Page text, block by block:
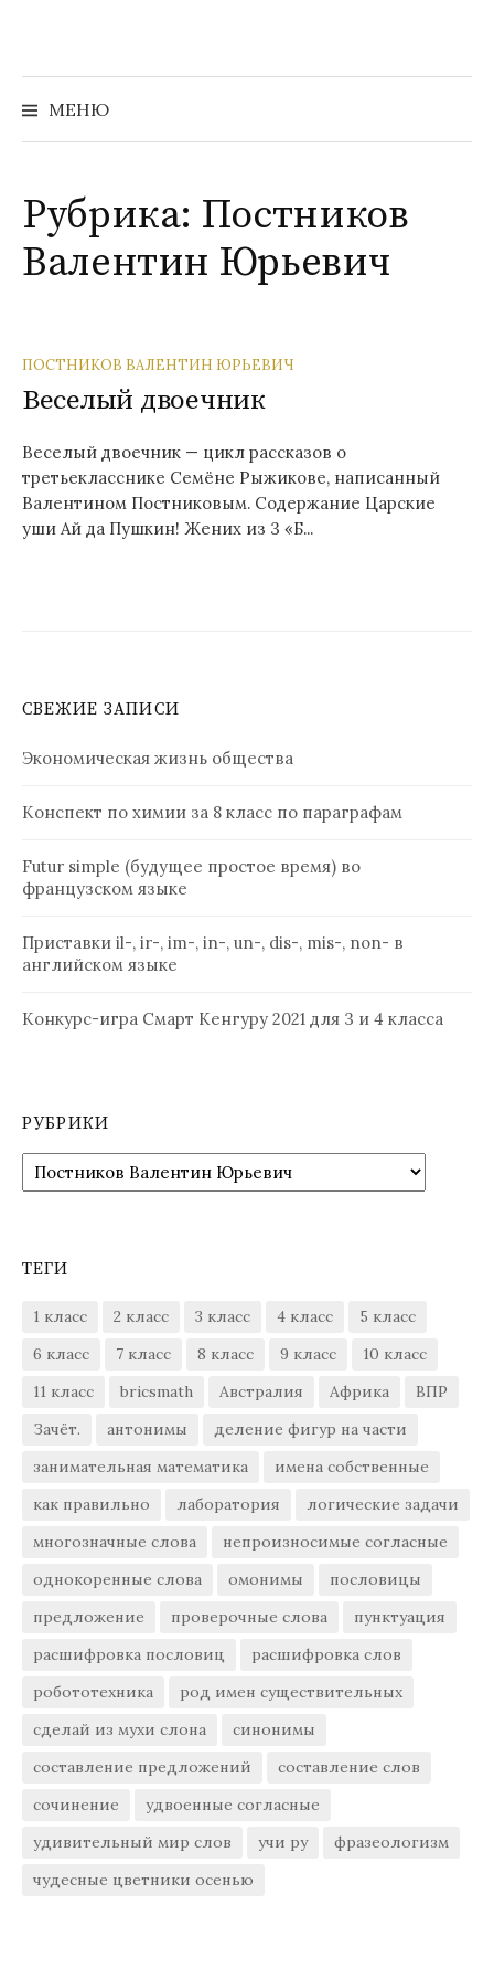
содержимому
МЕНЮ
Найти:
Рубрика: Постников
Валентин Юрьевич
ПОСТНИКОВ ВАЛЕНТИН ЮРЬЕВИЧ
Веселый двоечник
Веселый двоечник — цикл рассказов о
третьекласснике Семёне Рыжикове, написанный
Валентином Постниковым. Содержание Царские
уши Ай да Пушкин! Жених из 3 «Б...
СВЕЖИЕ ЗАПИСИ
Экономическая жизнь общества
Конспект по химии за 8 класс по параграфам
Futur simple (будущее простое время) во
французском языке
Приставки il-, ir-, im-, in-, un-, dis-, mis-, non- в
английском языке
Конкурс-игра Смарт Кенгуру 2021 для 3 и 4 класса
РУБРИКИ
Рубрики
ТЕГИ
1 класс 2 класс 3 класс 4 класс
5 класс
6 класс
7 класс 8 класс 9 класс
10 класс
11 класс
bricsmath Австралия Африка
ВПР
Зачёт.
антонимы
деление фигур на части
занимательная математика
имена собственные
как правильно
лаборатория
логические задачи
многозначные слова
непроизносимые согласные
однокоренные слова
омонимы
пословицы
предложение
проверочные слова
пунктуация
расшифровка пословиц
расшифровка слов
робототехника
род имен существительных
сделай из мухи слона
синонимы
составление предложений
составление слов
сочинение
удвоенные согласные
удивительный мир слов
учи ру
фразеологизм
чудесные цветники осенью